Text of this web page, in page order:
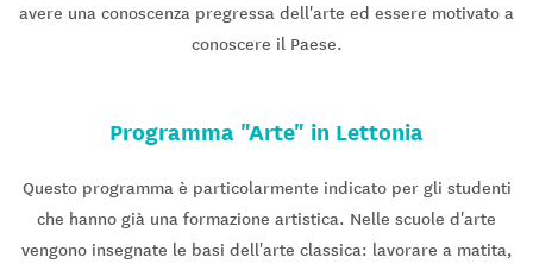
avere una conoscenza pregressa dell'arte ed essere motivato a
conoscere il Paese.
Programma "Arte" in Lettonia
Questo programma è particolarmente indicato per gli studenti
che hanno già una formazione artistica. Nelle scuole d'arte
vengono insegnate le basi dell'arte classica: lavorare a matita,